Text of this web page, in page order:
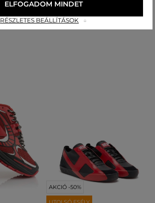
Elérhető méretek:
AKCIÓ -50%
RÉSZLETES BEÁLLÍTÁSOK
ELFOGADOM MINDET